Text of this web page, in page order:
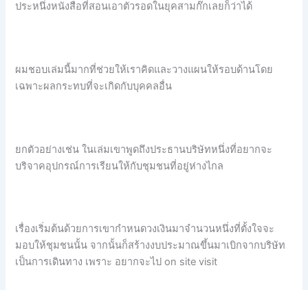
ประหนึ่งหนังสือที่สอนเอาตัวรอดในยุคสามก๊กเลยก็ว่าได้
ผมชอบเล่มนี้มากที่ช่วยให้เราคิดและวางแผนให้รอบด้านโดย
เฉพาะผลกระทบที่จะเกิดกับบุคคลอื่น
ยกตัวอย่างเช่น ในเล่มเขาพูดถึงประธานบริษัทหนึ่งที่อยากจะ
บริจาคอุปกรณ์การเรียนให้กับชุมชนที่อยู่ห่างไกล
เรื่องเริ่มต้นด้วยการเขากำหนดวงเงินมาจำนวนหนึ่งที่ตั้งใจจะ
มอบให้ชุมชนนั้น จากนั้นก็สร้างงบประมาณขึ้นมาเบิกจากบริษัท
เป็นการเดินทาง เพราะ อยากจะไป on site visit